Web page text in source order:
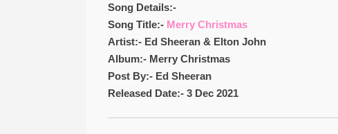
Song Details:-
Song Title:- Merry Christmas
Artist:- Ed Sheeran & Elton John
Album:- Merry Christmas
Post By:- Ed Sheeran
Released Date:- 3 Dec 2021